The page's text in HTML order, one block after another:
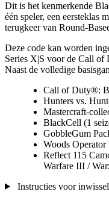
Dit is het kenmerkende
één speler, een eersteklas
terugkeer van Round-
Deze code kan worden
Series X|S voor de Call
Naast de volledige
Call of Duty®:
Hunters vs.
Mastercraft-
BlackCell (1
GobbleGum
Woods Operator
Reflect 115
Warfare III /
Instructies voor